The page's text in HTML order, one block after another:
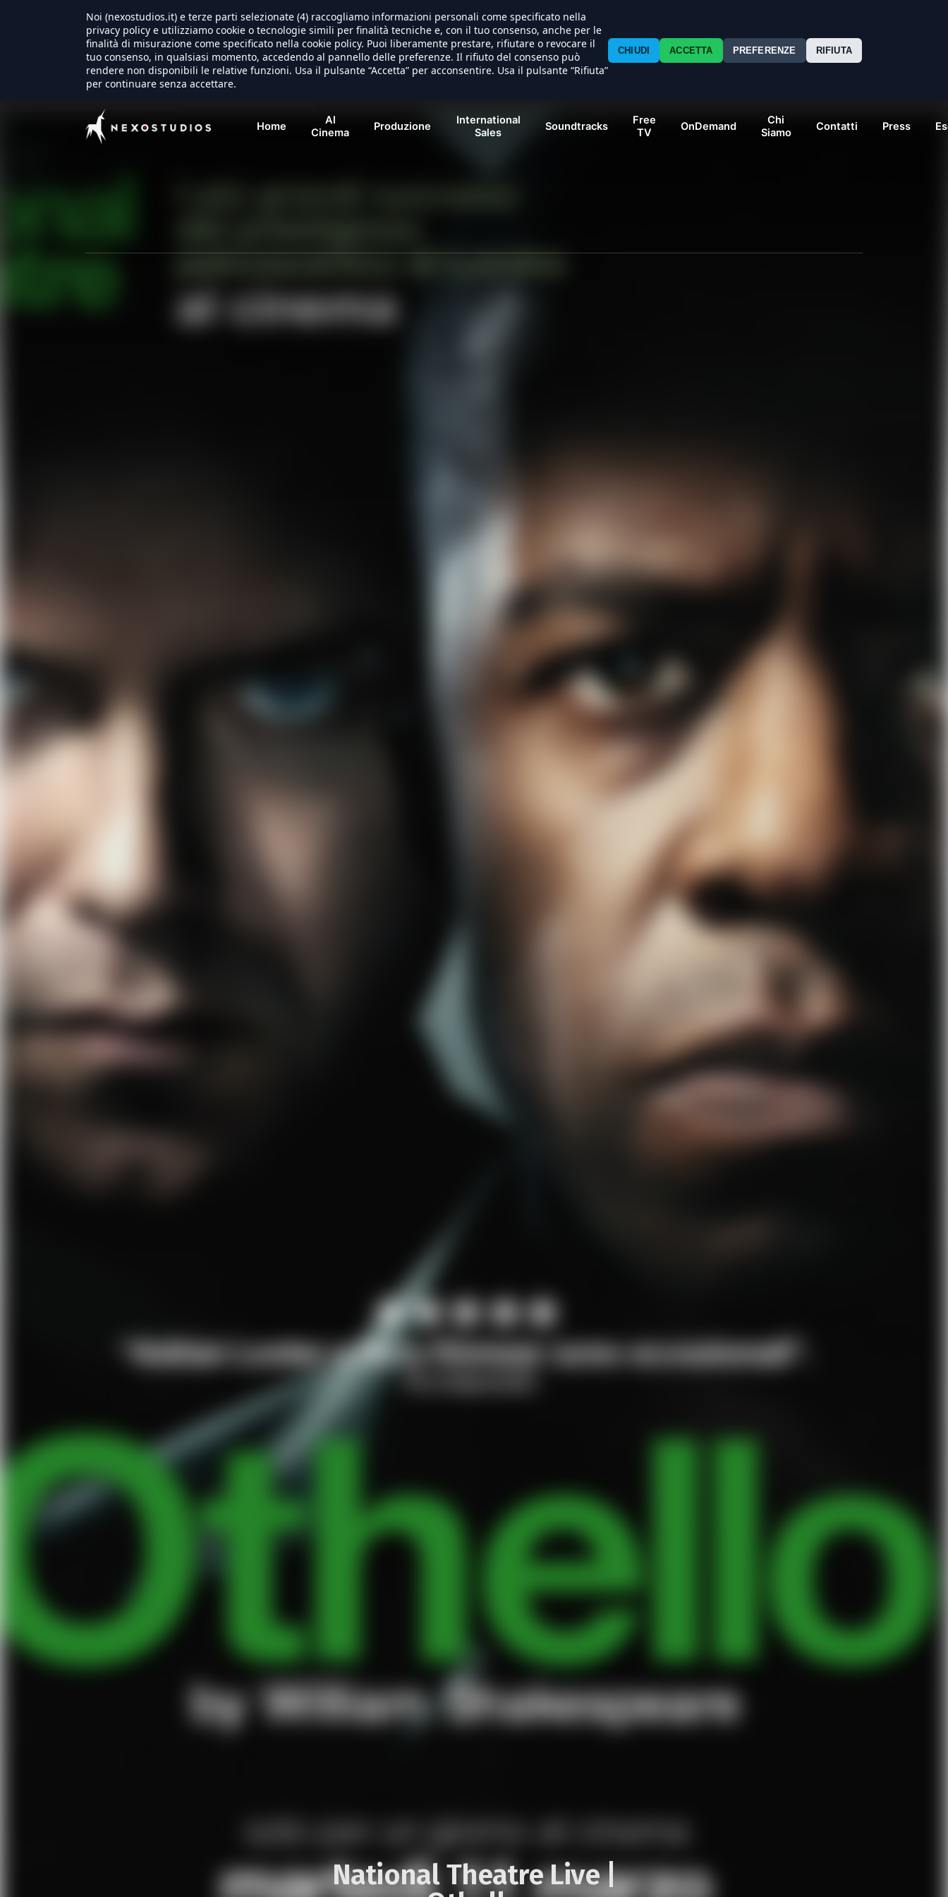
: Trying to access array offset on false in/usr/local/apache/hosting/nexostudios/www/wp-content/themes/nexo24/single-movie.php
National Theatre Live |
Home
Al
Cinema
Produzione
International
Sales
Soundtracks
Free
TV
OnDemand
Chi
Siamo
Contatti Press
Noi (nexostudios.it) e terze parti selezionate (4) raccogliamo informazioni personali come specificato nella
privacy policy e utilizziamo cookie o tecnologie simili per finalità tecniche e, con il tuo consenso, anche per le
finalità di misurazione come specificato nella cookie policy. Puoi liberamente prestare, rifiutare o revocare il
tuo consenso, in qualsiasi momento, accedendo al pannello delle preferenze. Il rifiuto del consenso può
rendere non disponibili le relative funzioni. Usa il pulsante “Accetta” per acconsentire. Usa il pulsante “Rifiuta”
per continuare senza accettare.
CHIUDI ACCETTA PREFERENZE RIFIUTA